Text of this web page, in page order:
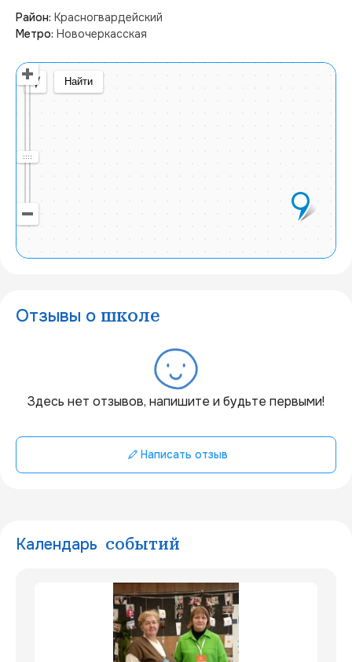
Район: Красногвардейский
Метро: Новочеркасская
Найти
Отзывы о школе
Здесь нет отзывов, напишите и будьте первыми!
Написать отзыв
Календарь событий